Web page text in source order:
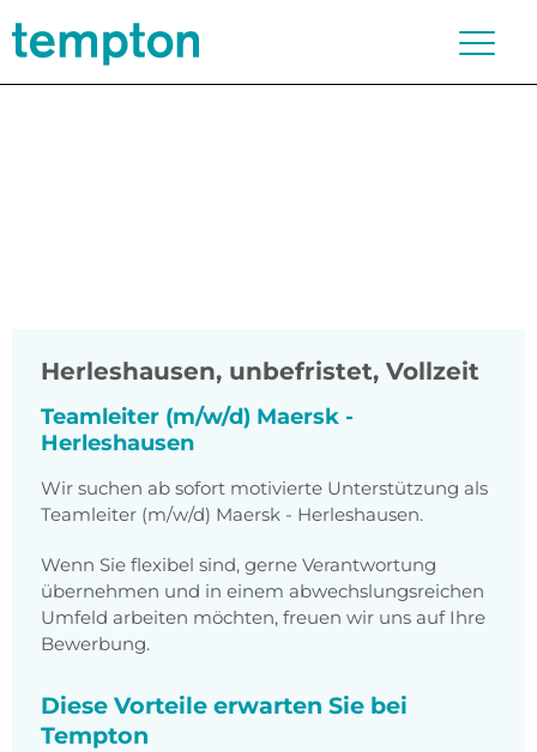
Herleshausen, unbefristet, Vollzeit
Teamleiter (m/w/d) Maersk -
Herleshausen
Wir suchen ab sofort motivierte Unterstützung als
Teamleiter (m/w/d) Maersk - Herleshausen.
Wenn Sie flexibel sind, gerne Verantwortung
übernehmen und in einem abwechslungsreichen
Umfeld arbeiten möchten, freuen wir uns auf Ihre
Bewerbung.
Diese Vorteile erwarten Sie bei
Tempton